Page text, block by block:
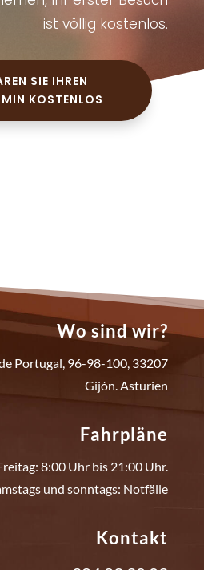
ist völlig kostenlos.
SIE IHREN
KOSTENLOS
Wo sind wir?
Portugal, 96-98-100, 33207
Gijón. Asturien
Fahrpläne
8:00 Uhr bis 21:00 Uhr.
und sonntags: Notfälle
Kontakt